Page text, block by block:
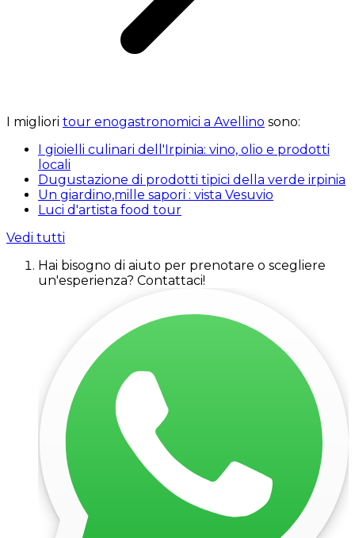
I migliori tour enogastronomici a Avellino sono:
I gioielli culinari dell'Irpinia: vino, olio e prodotti
locali
Dugustazione di prodotti tipici della verde irpinia
Un giardino,mille sapori : vista Vesuvio
Luci d'artista food tour
Vedi tutti
Hai bisogno di aiuto per prenotare o scegliere
un'esperienza? Contattaci!